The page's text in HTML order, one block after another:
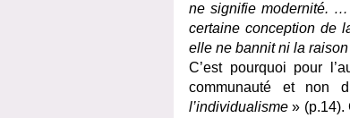
ne signifie modernité. …
certaine conception de
elle ne bannit ni la
C’est pourquoi pour
communauté et non
l’individualisme » (p.14).